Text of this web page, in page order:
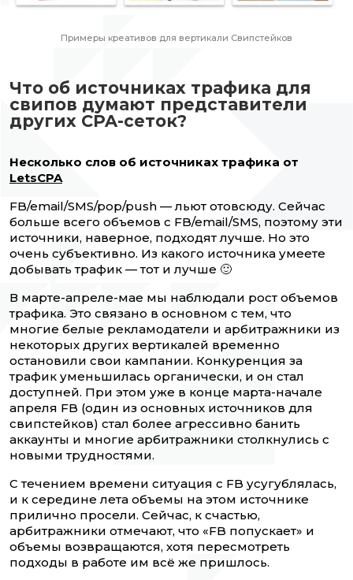
Примеры креативов для вертикали Свипстейков
Что об источниках трафика для
свипов думают представители
других CPA-сеток?
Несколько слов об источниках трафика от
LetsCPA
FB/email/SMS/pop/push — льют отовсюду. Сейчас
больше всего объемов с FB/email/SMS, поэтому эти
источники, наверное, подходят лучше. Но это
очень субъективно. Из какого источника умеете
добывать трафик — тот и лучше 🙂
В марте-апреле-мае мы наблюдали рост объемов
трафика. Это связано в основном с тем, что
многие белые рекламодатели и арбитражники из
некоторых других вертикалей временно
остановили свои кампании. Конкуренция за
трафик уменьшилась органически, и он стал
доступней. При этом уже в конце марта-начале
апреля FB (один из основных источников для
свипстейков) стал более агрессивно банить
аккаунты и многие арбитражники столкнулись с
новыми трудностями.
С течением времени ситуация с FB усугублялась,
и к середине лета объемы на этом источнике
прилично просели. Сейчас, к счастью,
арбитражники отмечают, что «FB попускает» и
объемы возвращаются, хотя пересмотреть
подходы в работе им всё же пришлось.